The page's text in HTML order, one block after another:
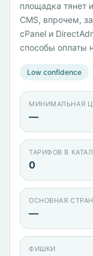
площадка тянет
CMS, впрочем,
cPanel и
способы оплаты
Low confidence
МИНИМАЛЬНАЯ
—
ТАРИФОВ В
0
ОСНОВНАЯ
—
ФИШКИ